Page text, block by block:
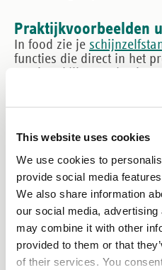
This website uses cookies
We use cookies to
provide social media
We also share information
our social media,
may combine it with other
provided to them or that
of their services. You
Praktijkvoorbeelden
In food zie je
functies die direct in het
gekoelde omgeving of
iemand “even” inzet,
wekenlang dezelfde
rooster en onderdeel
schuift het snel richting
Controle en
Bij een controle vraagt de